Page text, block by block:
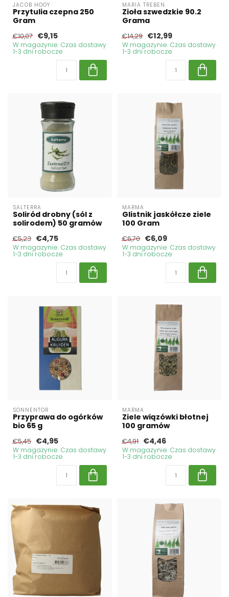
JACOB HOOY
Przytulia czepna 250
Gram
€10,07 €9,15
W magazynie. Czas dostawy
1-3 dni robocze
MARIA TREBEN
Zioła szwedzkie 90.2
Grama
€14,29 €12,99
W magazynie. Czas dostawy
1-3 dni robocze
SALTERRA
Soliród drobny (sól z
solirodem) 50 gramów
€5,23 €4,75
W magazynie. Czas dostawy
1-3 dni robocze
MARMA
Glistnik jaskółcze ziele
100 Gram
€6,70 €6,09
W magazynie. Czas dostawy
1-3 dni robocze
SONNENTOR
Przyprawa do ogórków
bio 65 g
€5,45 €4,95
W magazynie. Czas dostawy
1-3 dni robocze
MARMA
Ziele wiązówki błotnej
100 gramów
€4,91 €4,46
W magazynie. Czas dostawy
1-3 dni robocze